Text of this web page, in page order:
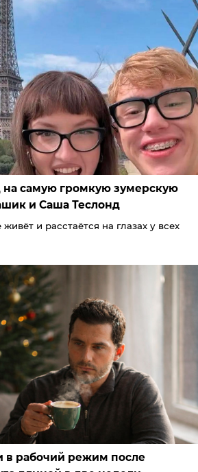
на самую громкую зумерскую
и Саша Теслонд
и расстаётся на глазах у всех
в рабочий режим после